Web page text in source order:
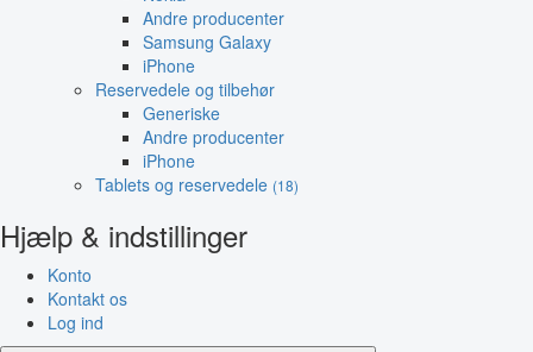
Andre producenter
Samsung Galaxy
iPhone
Reservedele og tilbehør
Generiske
Andre producenter
iPhone
Tablets og reservedele (18)
Hjælp & indstillinger
Konto
Kontakt os
Log ind